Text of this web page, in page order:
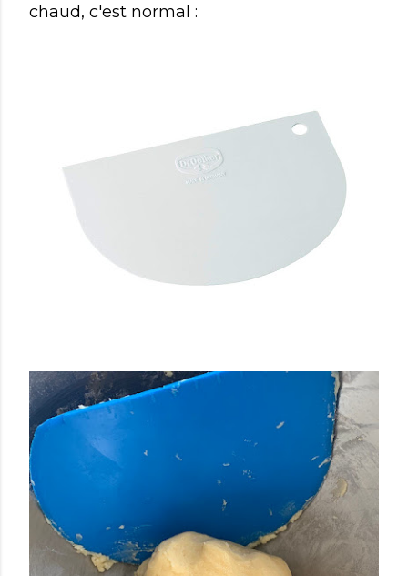
chaud, c'est normal :